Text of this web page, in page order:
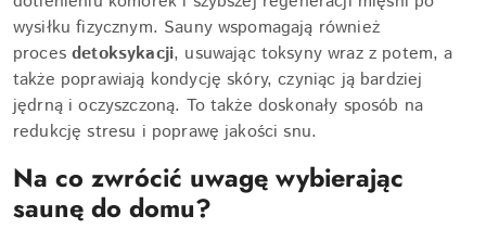
wysiłku fizycznym. Sauny wspomagają również
proces detoksykacji, usuwając toksyny wraz z potem, a
także poprawiają kondycję skóry, czyniąc ją bardziej
jędrną i oczyszczoną. To także doskonały sposób na
redukcję stresu i poprawę jakości snu.
Na co zwrócić uwagę wybierając
saunę do domu?